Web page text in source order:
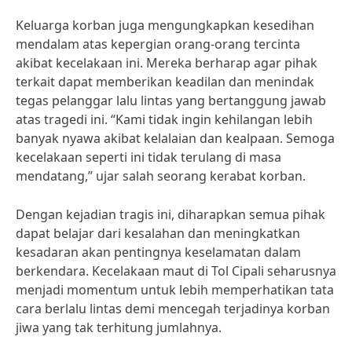
Keluarga korban juga mengungkapkan kesedihan
mendalam atas kepergian orang-orang tercinta
akibat kecelakaan ini. Mereka berharap agar pihak
terkait dapat memberikan keadilan dan menindak
tegas pelanggar lalu lintas yang bertanggung jawab
atas tragedi ini. “Kami tidak ingin kehilangan lebih
banyak nyawa akibat kelalaian dan kealpaan. Semoga
kecelakaan seperti ini tidak terulang di masa
mendatang,” ujar salah seorang kerabat korban.
Dengan kejadian tragis ini, diharapkan semua pihak
dapat belajar dari kesalahan dan meningkatkan
kesadaran akan pentingnya keselamatan dalam
berkendara. Kecelakaan maut di Tol Cipali seharusnya
menjadi momentum untuk lebih memperhatikan tata
cara berlalu lintas demi mencegah terjadinya korban
jiwa yang tak terhitung jumlahnya.